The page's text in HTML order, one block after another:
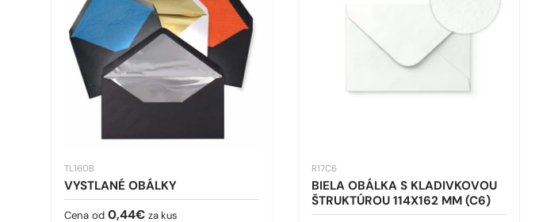
TL160B
VYSTLANÉ OBÁLKY
Bežná cena
Cena od 0,44€ za kus
R17C6
BIELA OBÁLKA S KLADIVKOVOU
ŠTRUKTÚROU 114X162 MM (C6)